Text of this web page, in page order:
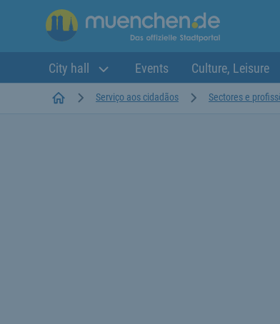
City hall Events Culture, Leisure
StartseiteServiço aos cidadãos Sectores e